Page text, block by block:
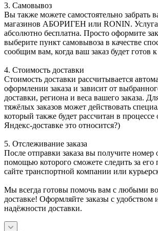
3. Самовывоз
Вы также можете самостоятельно забрать
магазинов АБОРИГЕН или RONIN. Услуга
абсолютно бесплатна. Просто оформите
выберите пункт самовывоза в качестве
сообщим вам, когда ваш заказ будет готов
4. Стоимость доставки
Стоимость доставки рассчитывается
оформлении заказа и зависит от
доставки, региона и веса вашего заказа.
тяжёлых заказов может действовать
который также будет рассчитан в
Яндекс-доставке это относится?)
5. Отслеживание заказа
После отправки заказа вы получите номер
помощью которого сможете следить за
сайте транспортной компании или
Мы всегда готовы помочь вам с любыми
доставке! Оформляйте заказы с удобством
надёжности доставки.